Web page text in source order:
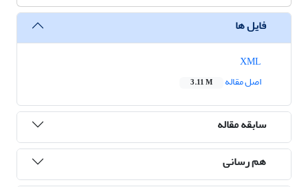
فایل ها
اصل مقاله
3.11 M
سابقه مقاله
هم رسانی